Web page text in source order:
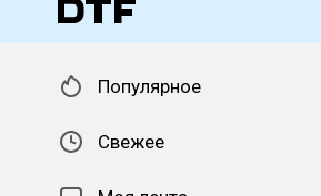
Популярное
Свежее